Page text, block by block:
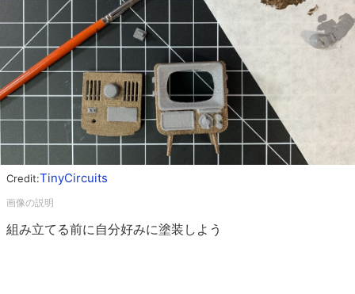
Credit:TinyCircuits
組み立てる前に自分好みに塗装しよう